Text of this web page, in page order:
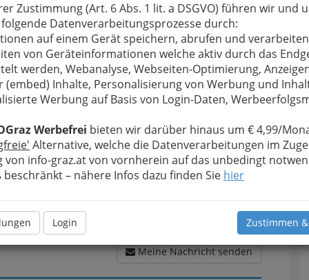
Zustimmung (Art. 6 Abs. 1 lit. a DSGVO) führen wir und
Datenverarbeitungsprozesse durch:
auf einem Gerät speichern, abrufen und
von Geräteinformationen welche aktiv durch das
werden, Webanalyse, Webseiten-Optimierung,
(embed) Inhalte, Personalisierung von Werbung und
Werbung auf Basis von Login-Daten,
Werbefrei bieten wir darüber hinaus um € 4,99/
Alternative, welche die Datenverarbeitungen im
von info-graz.at von vornherein auf das unbedingt
beschränkt – nähere Infos dazu finden Sie hier
Login Zustimmen
bewahren, verwenden wir an dieser Stelle zur
Ihre Nachricht wird nach dem Absenden
Wachszieherei und Schnapsbrennerei
Meine Nachricht
Meine Nachricht senden